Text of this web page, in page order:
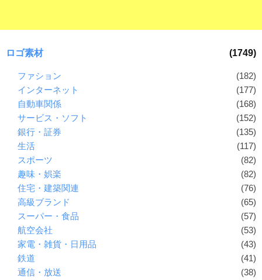
ロゴ素材 (1749)
ファション
(182)
インターネット
(177)
自動車関係
(168)
サービス・ソフト
(152)
銀行・証券
(135)
生活
(117)
スポーツ
(82)
趣味・娯楽
(82)
住宅・建築関連
(76)
高級ブランド
(65)
スーパー・食品
(57)
航空会社
(53)
家電・雑貨・日用品
(43)
鉄道
(41)
通信・放送
(38)